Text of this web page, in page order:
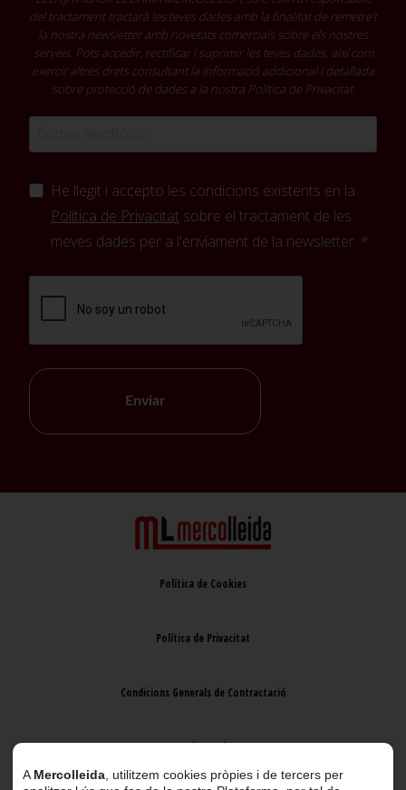
del tractament tractarà les teves dades amb la finalitat de remetre't
la nostra newsletter amb novetats comercials sobre els nostres
serveis. Pots accedir, rectificar i suprimir les teves dades, així com
exercir altres drets consultant la informació addicional i detallada
sobre protecció de dades a la nostra Política de Privacitat.
He llegit i accepto les condicions existents en la
Política de Privacitat sobre el tractament de les
meves dades per a l'enviament de la newsletter.
Enviar
Política de Cookies
Política de Privacitat
Condicions Generals de Contractació
Avís Legal
A Mercolleida , utilitzem cookies pròpies i de tercers per